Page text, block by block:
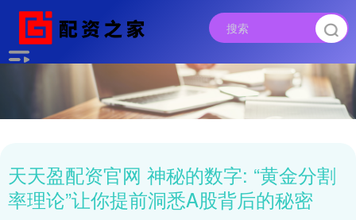
天天盈配资官网 神秘的数字: “黄金分割
率理论”让你提前洞悉A股背后的秘密